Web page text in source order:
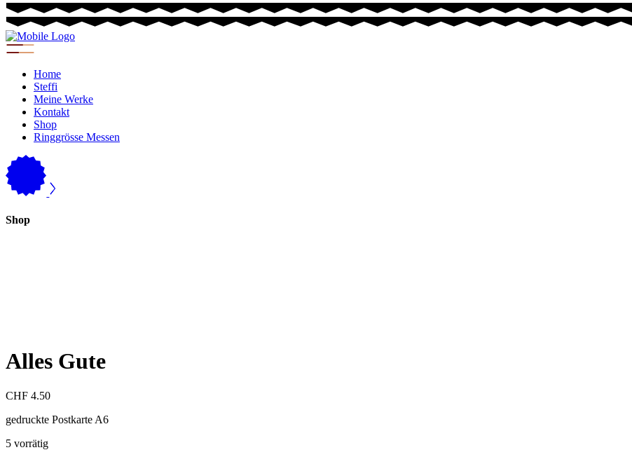
Home
Steffi
Meine Werke
Kontakt
Shop
Ringgrösse Messen
Shop
Alles Gute
CHF 4.50
gedruckte Postkarte A6
5 vorrätig